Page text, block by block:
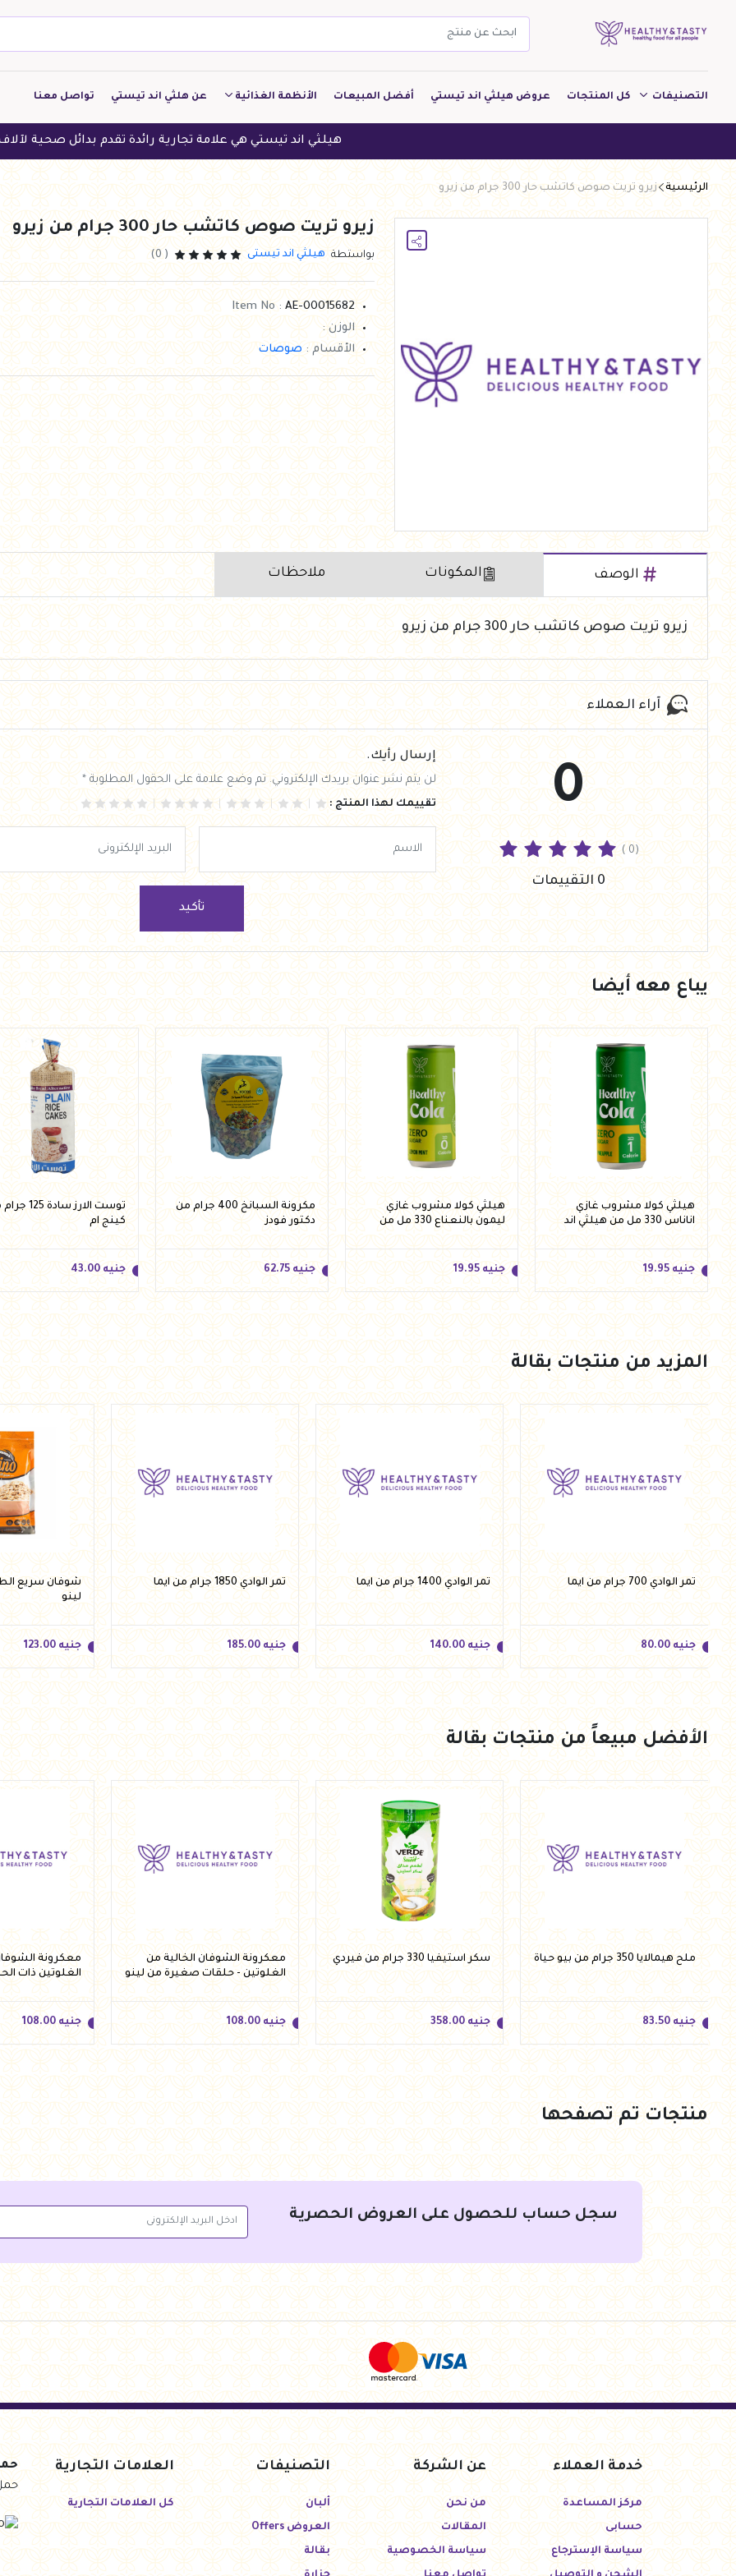
التصنيفات
مخبوزات
معجنات Pastry
العروض Offers
كل المنتجات عروض هيلثي اند تيستي أفضل المبيعات الأنظمة الغذائية
منخفض الكربوهيدرات
منخفض البروتين
النباتين
النظام النباتي
عن هلثي اند تيستي تواصل معنا
هيلثي اند تيستي هي علامة تجارية رائدة تقدم بدائل صحية لآلاف العملاء
الرئيسية زيرو تريت صوص كاتشب حار 300 جرام من زيرو
زيرو تريت صوص كاتشب حار 300 جرام من زيرو
بواستطة هيلثي اند تيستى ( 0)
Item No : AE-00015682
الوزن :
الأقسام :صوصات
الوصف المكونات ملاحظات
زيرو تريت صوص كاتشب حار 300 جرام من زيرو
آراء العملاء
0
( 0)
0 التقييمات
إرسال رأيك.
لن يتم نشر عنوان بريدك الإلكتروني. تم وضع علامة على الحقول المطلوبة *
تقييمك لهذا المنتج :
تأكيد
يباع معه أيضا
هيلثي كولا مشروب غازي
اناناس 330 مل من هيلثي اند
تيستي
جنيه 19.95
جنيه 19.95
هيلثي كولا مشروب غازي
ليمون بالنعناع 330 مل من
هيلثي اند تيستي
جنيه 19.95
جنيه 19.95
مكرونة السبانخ 400 جرام من
دكتور فودز
جنيه 62.75
جنيه 62.75
توست الارز سادة
كينج ام
جنيه 43.00
جنيه 43.00
أضف للسلة
المزيد من منتجات بقالة
تمر الوادي 700 جرام من ايما
جنيه 80.00
جنيه 80.00
تمر الوادي 1400 جرام من ايما
جنيه 140.00
جنيه 140.00
أضف للسلة
تمر الوادي 1850 جرام من ايما
جنيه 185.00
جنيه 185.00
لينو
جنيه 123.00
جنيه 123.00
الأفضل مبيعاً من منتجات بقالة
ملح هيمالايا 350 جرام من بيو حياة
جنيه 83.50
جنيه 83.50
أضف للسلة
سكر استيفيا 330 جرام من فيردي
جنيه 358.00
جنيه 358.00
أضف للسلة
معكرونة الشوفان الخالية من
الغلوتين - حلقات صغيرة من لينو
250 جرام
جنيه 108.00
جنيه 108.00
أضف للسلة
معكرونة
الغلوتين ذات
لينو 250 جرام
جنيه 108.00
جنيه 108.00
منتجات تم تصفحها
سجل حساب للحصول على العروض الحصرية
خدمة العملاء
مركز المساعدة
حسابى
سياسة الإسترجاع
عن الشركة
من نحن
المقالات
سياسة الخصوصية
التصنيفات
ألبان
العروض Offers
بقالة
العلامات التجارية
كل العلامات التجارية